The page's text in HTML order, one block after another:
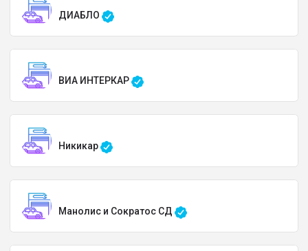
ДИАБЛО
ВИА ИНТЕРКАР
Никикар
Манолис и Сократос СД